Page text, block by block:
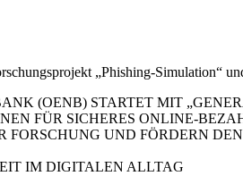
„Phishing-Simulation“
(OENB) STARTET MIT
FÜR SICHERES ONLINE-
UND FÖRDERN
IM DIGITALEN ALLTAG